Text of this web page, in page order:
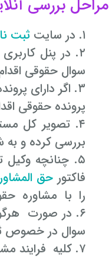
مراحل بررسی
۱. در سایت ثبت
۲. در پنل
سوال حقوقی
۳. اگر دارای
پرونده حقوقی
۴. تصویر کل
بررسی کرده و
۵. چنانچه وکیل تشخیص دهد شما نیاز به
فاکتورحق
را با مشاوره
سوال در خصوص
۷. کلیه فرایند مشاوره حقوقی انلاین از طریق پیامک به شما اطلاع رسانی میگردد.